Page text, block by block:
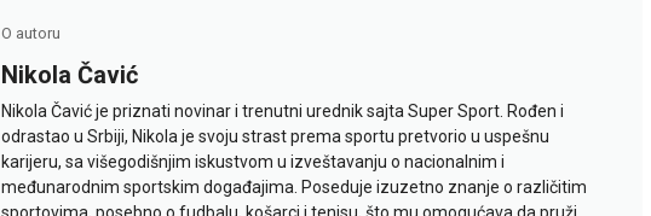
O autoru
Nikola Čavić
Nikola Čavić je priznati novinar i trenutni urednik sajta Super Sport. Rođen i
odrastao u Srbiji, Nikola je svoju strast prema sportu pretvorio u uspešnu
karijeru, sa višegodišnjim iskustvom u izveštavanju o nacionalnim i
međunarodnim sportskim događajima. Poseduje izuzetno znanje o različitim